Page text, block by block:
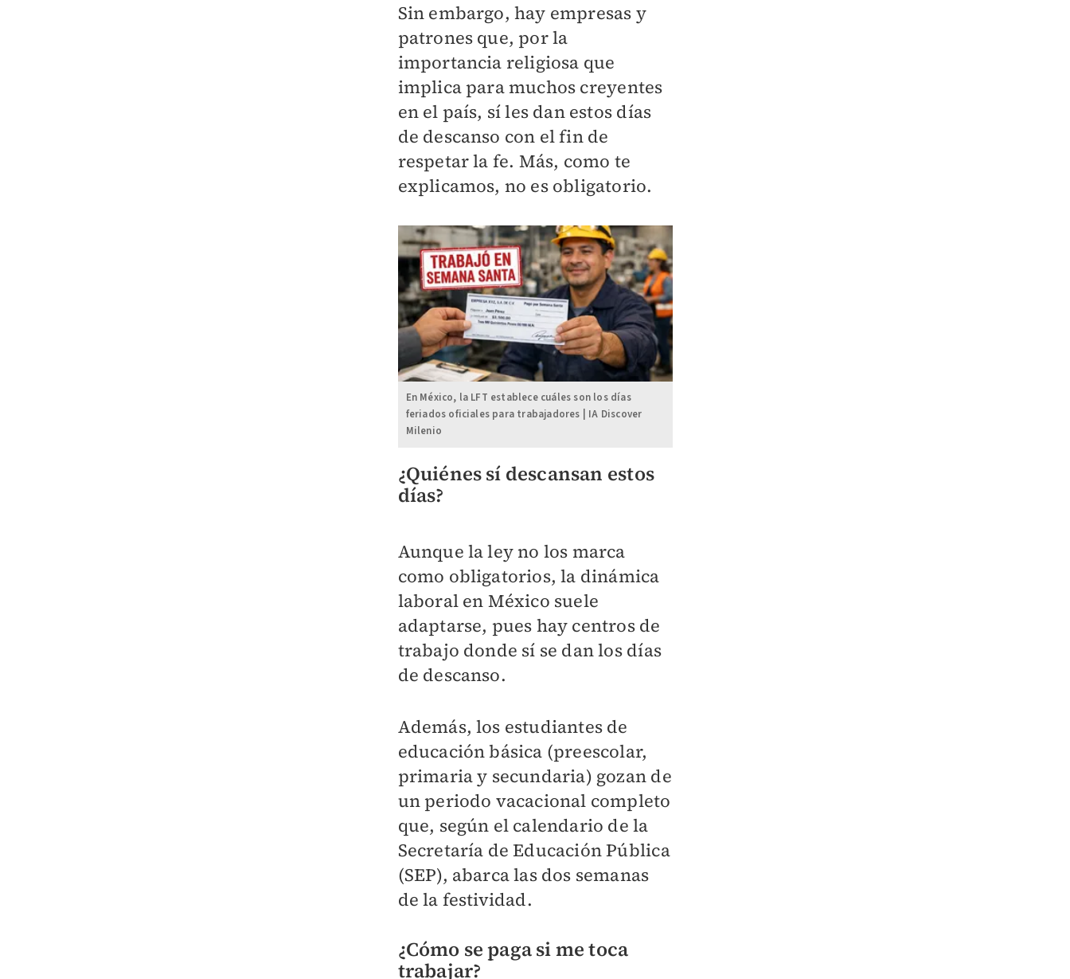
Sin embargo, hay empresas y
patrones que, por la
importancia religiosa que
implica para muchos creyentes
en el país, sí les dan estos días
de descanso con el fin de
respetar la fe. Más, como te
explicamos, no es obligatorio.
En México, la LFT establece cuáles son los días
feriados oficiales para trabajadores | IA Discover
Milenio
¿Quiénes sí descansan estos
días?
Aunque la ley no los marca
como obligatorios, la dinámica
laboral en México suele
adaptarse, pues hay centros de
trabajo donde sí se dan los días
de descanso.
Además, los estudiantes de
educación básica (preescolar,
primaria y secundaria) gozan de
un periodo vacacional completo
que, según el calendario de la
Secretaría de Educación Pública
(SEP), abarca las dos semanas
de la festividad.
¿Cómo se paga si me toca
trabajar?